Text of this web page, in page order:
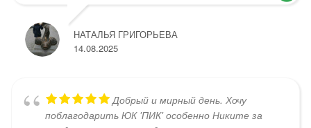
НАТАЛЬЯ ГРИГОРЬЕВА
14.08.2025
Добрый и мирный день. Хочу
поблагодарить ЮК 'ПИК' особенно Никите за